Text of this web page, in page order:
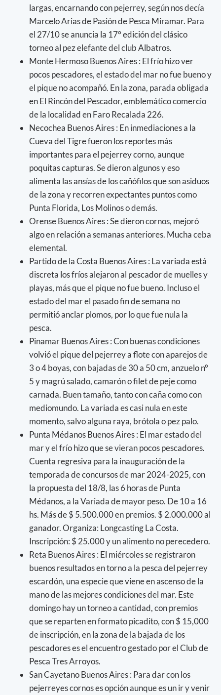
largas, encarnando con pejerrey, según nos decía
Marcelo Arias de Pasión de Pesca Miramar. Para
el 27/10 se anuncia la 17° edición del clásico
torneo al pez elefante del club Albatros.
Monte Hermoso Buenos Aires : El frío hizo ver
pocos pescadores, el estado del mar no fue bueno y
el pique no acompañó. En la zona, parada obligada
en El Rincón del Pescador, emblemático comercio
de la localidad en Faro Recalada 226.
Necochea Buenos Aires : En inmediaciones a la
Cueva del Tigre fueron los reportes más
importantes para el pejerrey corno, aunque
poquitas capturas. Se dieron algunos y eso
alimenta las ansías de los cañófilos que son asiduos
de la zona y recorren expectantes puntos como
Punta Florida, Los Molinos o demás.
Orense Buenos Aires : Se dieron cornos, mejoró
algo en relación a semanas anteriores. Mucha ceba
elemental.
Partido de la Costa Buenos Aires : La variada está
discreta los fríos alejaron al pescador de muelles y
playas, más que el pique no fue bueno. Incluso el
estado del mar el pasado fin de semana no
permitió anclar plomos, por lo que fue nula la
pesca.
Pinamar Buenos Aires : Con buenas condiciones
volvió el pique del pejerrey a flote con aparejos de
3 o 4 boyas, con bajadas de 30 a 50 cm, anzuelo n°
5 y magrú salado, camarón o filet de peje como
carnada. Buen tamaño, tanto con caña como con
mediomundo. La variada es casi nula en este
momento, salvo alguna raya, brótola o pez palo.
Punta Médanos Buenos Aires : El mar estado del
mar y el frío hizo que se vieran pocos pescadores.
Cuenta regresiva para la inauguración de la
temporada de concursos de mar 2024-2025, con
la propuesta del 18/8, las 6 horas de Punta
Médanos, a la Variada de mayor peso. De 10 a 16
hs. Más de $ 5.500.000 en premios. $ 2.000.000 al
ganador. Organiza: Longcasting La Costa.
Inscripción: $ 25.000 y un alimento no perecedero.
Reta Buenos Aires : El miércoles se registraron
buenos resultados en torno a la pesca del pejerrey
escardón, una especie que viene en ascenso de la
mano de las mejores condiciones del mar. Este
domingo hay un torneo a cantidad, con premios
que se reparten en formato picadito, con $ 15,000
de inscripción, en la zona de la bajada de los
pescadores es el encuentro gestado por el Club de
Pesca Tres Arroyos.
San Cayetano Buenos Aires : Para dar con los
pejerreyes cornos es opción aunque es un ir y venir